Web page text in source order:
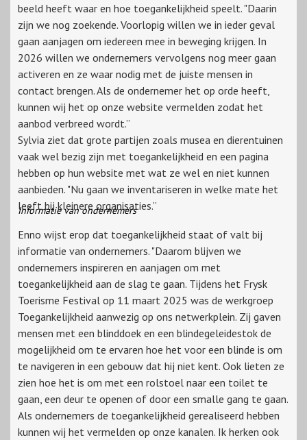
beeld heeft waar en hoe toegankelijkheid speelt. "Daarin
zijn we nog zoekende. Voorlopig willen we in ieder geval
gaan aanjagen om iedereen mee in beweging krijgen. In
2026 willen we ondernemers vervolgens nog meer gaan
activeren en ze waar nodig met de juiste mensen in
contact brengen. Als de ondernemer het op orde heeft,
kunnen wij het op onze website vermelden zodat het
aanbod verbreed wordt.”
Sylvia ziet dat grote partijen zoals musea en dierentuinen
vaak wel bezig zijn met toegankelijkheid en een pagina
hebben op hun website met wat ze wel en niet kunnen
aanbieden. "Nu gaan we inventariseren in welke mate het
leeft bij kleinere organisaties.”
Informatie van ondernemers
Enno wijst erop dat toegankelijkheid staat of valt bij
informatie van ondernemers. "Daarom blijven we
ondernemers inspireren en aanjagen om met
toegankelijkheid aan de slag te gaan. Tijdens het Frysk
Toerisme Festival op 11 maart 2025 was de werkgroep
Toegankelijkheid aanwezig op ons netwerkplein. Zij gaven
mensen met een blinddoek en een blindegeleidestok de
mogelijkheid om te ervaren hoe het voor een blinde is om
te navigeren in een gebouw dat hij niet kent. Ook lieten ze
zien hoe het is om met een rolstoel naar een toilet te
gaan, een deur te openen of door een smalle gang te gaan.
Als ondernemers de toegankelijkheid gerealiseerd hebben
kunnen wij het vermelden op onze kanalen. Ik herken ook